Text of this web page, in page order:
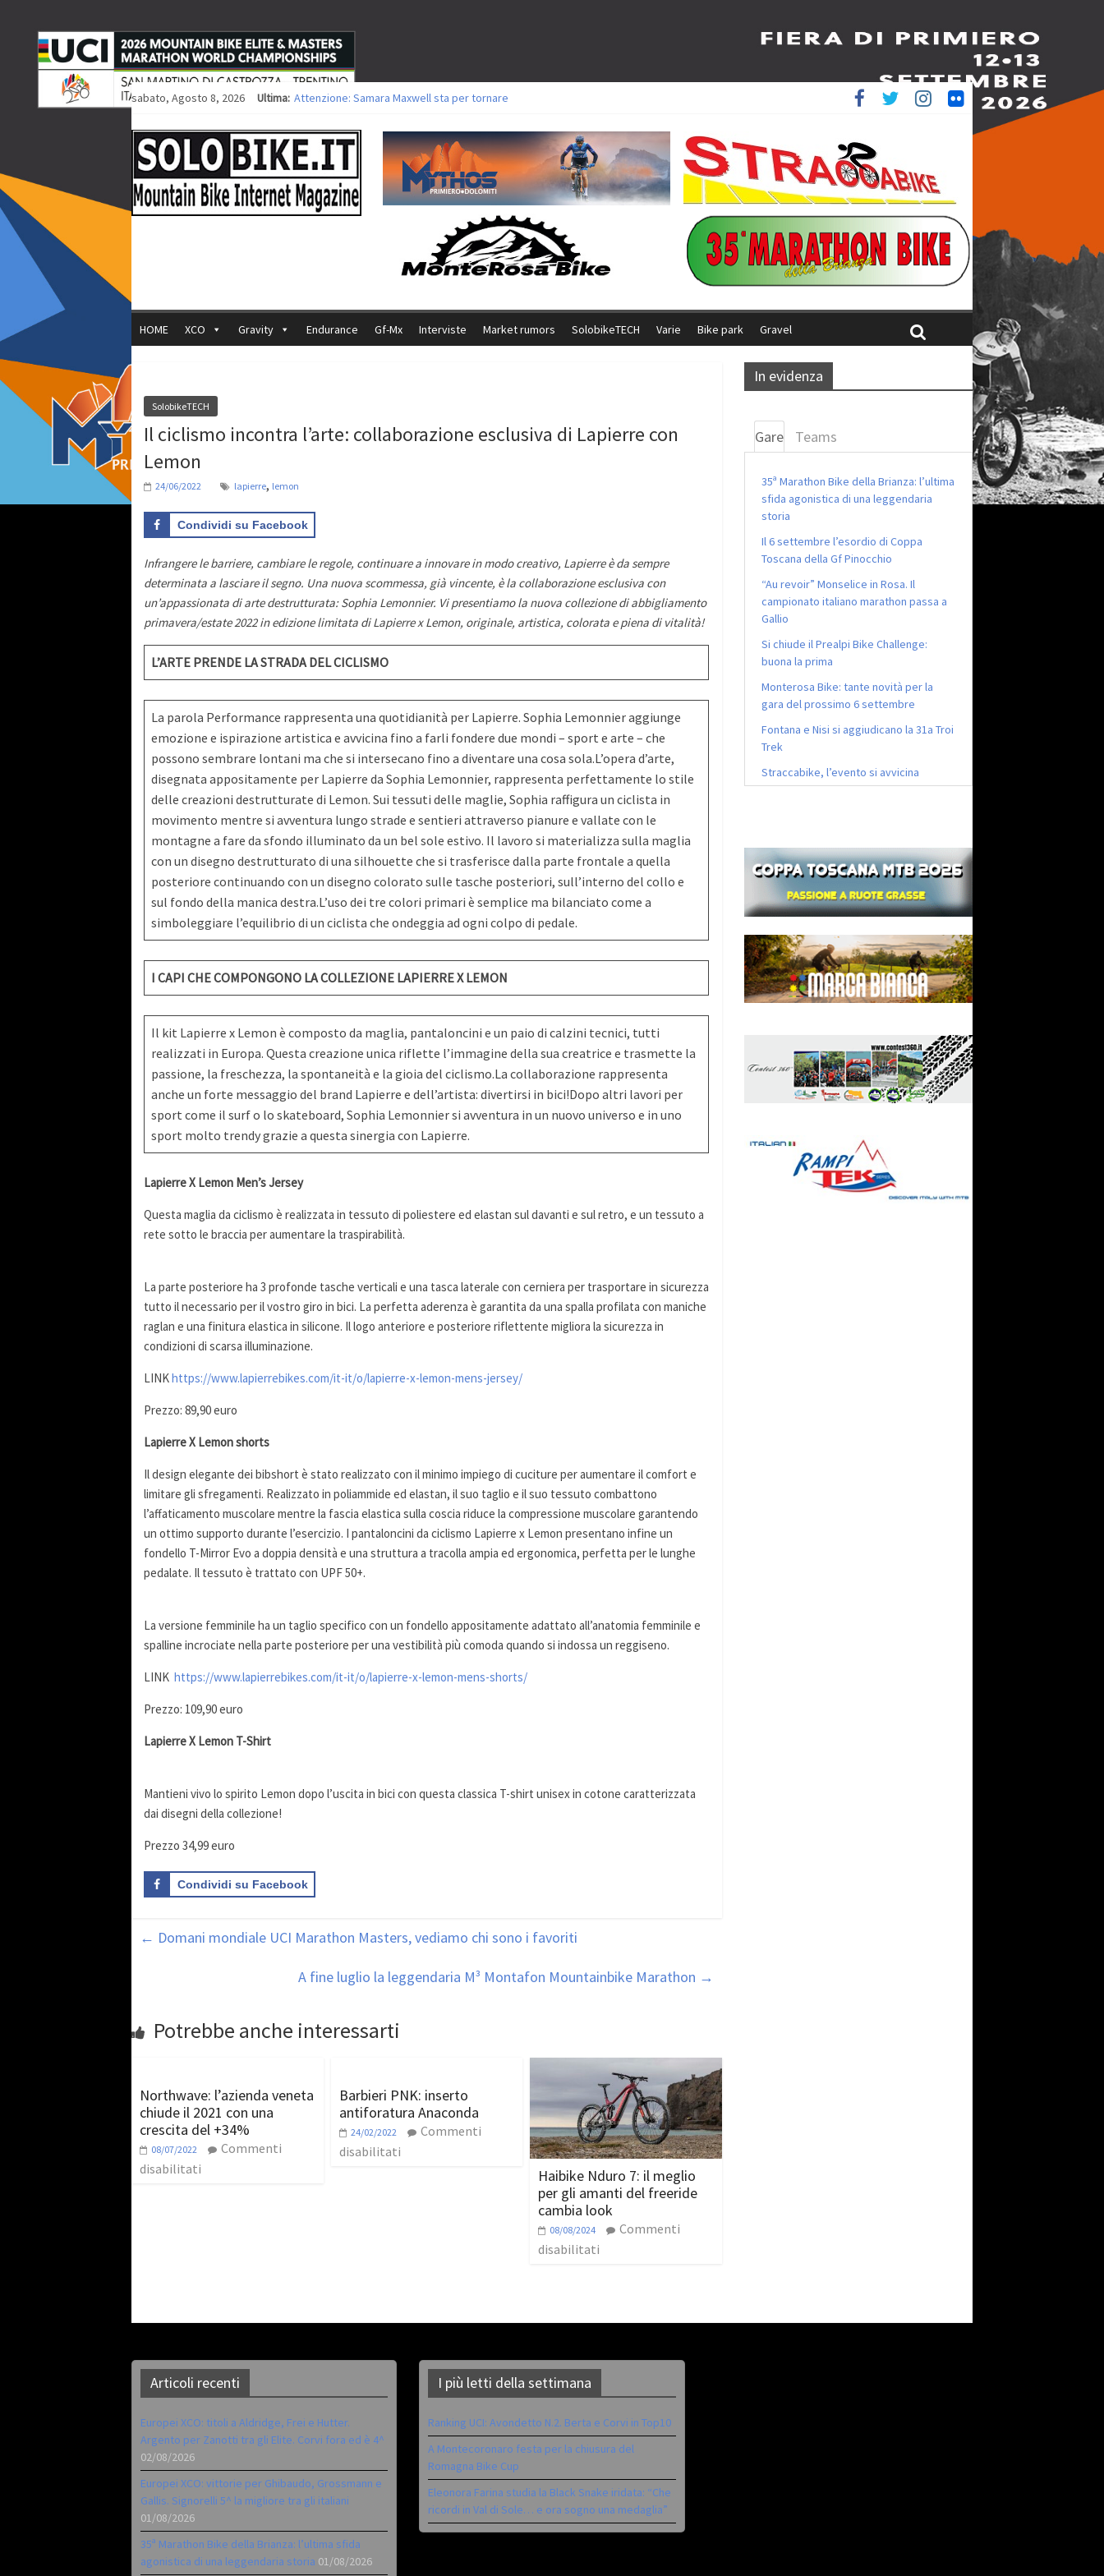
sabato, Agosto 8, 2026 Ultima: Attenzione: Samara Maxwell sta per tornare
Europei XCO: vittorie per Ghibaudo, Grossmann e Gallis. Signorelli 5^ la migliore tra gli italiani
35ª Marathon Bike della Brianza: l’ultima sfida agonistica di una leggendaria storia
Europei MTB: il Team Relay firma il secondo argento azzurro a Monteceneri
HOME XCO Gravity Endurance Gf-Mx Interviste Market rumors SolobikeTECH Varie Bike park Gravel
SolobikeTECH
Il ciclismo incontra l’arte: collaborazione esclusiva di Lapierre con
Lemon
24/06/2022 lapierre, lemon
Condividi su Facebook
Infrangere le barriere, cambiare le regole, continuare a innovare in modo creativo, Lapierre è da sempre
determinata a lasciare il segno. Una nuova scommessa, già vincente, è la collaborazione esclusiva con
un’appassionata di arte destrutturata: Sophia Lemonnier. Vi presentiamo la nuova collezione di abbigliamento
primavera/estate 2022 in edizione limitata di Lapierre x Lemon, originale, artistica, colorata e piena di vitalità!
L’ARTE PRENDE LA STRADA DEL CICLISMO
La parola Performance rappresenta una quotidianità per Lapierre. Sophia Lemonnier aggiunge
emozione e ispirazione artistica e avvicina fino a farli fondere due mondi – sport e arte – che
possono sembrare lontani ma che si intersecano fino a diventare una cosa sola.L’opera d’arte,
disegnata appositamente per Lapierre da Sophia Lemonnier, rappresenta perfettamente lo stile
delle creazioni destrutturate di Lemon. Sui tessuti delle maglie, Sophia raffigura un ciclista in
movimento mentre si avventura lungo strade e sentieri attraverso pianure e vallate con le
montagne a fare da sfondo illuminato da un bel sole estivo. Il lavoro si materializza sulla maglia
con un disegno destrutturato di una silhouette che si trasferisce dalla parte frontale a quella
posteriore continuando con un disegno colorato sulle tasche posteriori, sull’interno del collo e
sul fondo della manica destra.L’uso dei tre colori primari è semplice ma bilanciato come a
simboleggiare l’equilibrio di un ciclista che ondeggia ad ogni colpo di pedale.
I CAPI CHE COMPONGONO LA COLLEZIONE LAPIERRE X LEMON
Il kit Lapierre x Lemon è composto da maglia, pantaloncini e un paio di calzini tecnici, tutti
realizzati in Europa. Questa creazione unica riflette l’immagine della sua creatrice e trasmette la
passione, la freschezza, la spontaneità e la gioia del ciclismo.La collaborazione rappresenta
anche un forte messaggio del brand Lapierre e dell’artista: divertirsi in bici!Dopo altri lavori per
sport come il surf o lo skateboard, Sophia Lemonnier si avventura in un nuovo universo e in uno
sport molto trendy grazie a questa sinergia con Lapierre.
Lapierre X Lemon Men’s Jersey
Questa maglia da ciclismo è realizzata in tessuto di poliestere ed elastan sul davanti e sul retro, e un tessuto a
rete sotto le braccia per aumentare la traspirabilità.
La parte posteriore ha 3 profonde tasche verticali e una tasca laterale con cerniera per trasportare in sicurezza
tutto il necessario per il vostro giro in bici. La perfetta aderenza è garantita da una spalla profilata con maniche
raglan e una finitura elastica in silicone. Il logo anteriore e posteriore riflettente migliora la sicurezza in
condizioni di scarsa illuminazione.
LINKhttps://www.lapierrebikes.com/it-it/o/lapierre-x-lemon-mens-jersey/
Prezzo: 89,90 euro
Lapierre X Lemon shorts
Il design elegante dei bibshort è stato realizzato con il minimo impiego di cuciture per aumentare il comfort e
limitare gli sfregamenti. Realizzato in poliammide ed elastan, il suo taglio e il suo tessuto combattono
l’affaticamento muscolare mentre la fascia elastica sulla coscia riduce la compressione muscolare garantendo
un ottimo supporto durante l’esercizio. I pantaloncini da ciclismo Lapierre x Lemon presentano infine un
fondello T-Mirror Evo a doppia densità e una struttura a tracolla ampia ed ergonomica, perfetta per le lunghe
pedalate. Il tessuto è trattato con UPF 50+.
La versione femminile ha un taglio specifico con un fondello appositamente adattato all’anatomia femminile e
spalline incrociate nella parte posteriore per una vestibilità più comoda quando si indossa un reggiseno.
LINK https://www.lapierrebikes.com/it-it/o/lapierre-x-lemon-mens-shorts/
Prezzo: 109,90 euro
Lapierre X Lemon T-Shirt
Mantieni vivo lo spirito Lemon dopo l’uscita in bici con questa classica T-shirt unisex in cotone caratterizzata
dai disegni della collezione!
Prezzo 34,99 euro
Condividi su Facebook
← Domani mondiale UCI Marathon Masters, vediamo chi sono i favoriti
A fine luglio la leggendaria M³ Montafon Mountainbike Marathon →
Potrebbe anche interessarti
Northwave: l’azienda veneta
chiude il 2021 con una
crescita del +34%
08/07/2022
Commenti
disabilitati
Barbieri PNK: inserto
antiforatura Anaconda
24/02/2022
Commenti
disabilitati
Haibike Nduro 7: il meglio
per gli amanti del freeride
cambia look
08/08/2024
Commenti
disabilitati
In evidenza
Gare Teams
35ª Marathon Bike della Brianza: l’ultima
sfida agonistica di una leggendaria
storia
Il 6 settembre l’esordio di Coppa
Toscana della Gf Pinocchio
“Au revoir” Monselice in Rosa. Il
campionato italiano marathon passa a
Gallio
Si chiude il Prealpi Bike Challenge:
buona la prima
Monterosa Bike: tante novità per la
gara del prossimo 6 settembre
Fontana e Nisi si aggiudicano la 31a Troi
Trek
Straccabike, l’evento si avvicina
Articoli recenti
Europei XCO: titoli a Aldridge, Frei e Hutter.
Argento per Zanotti tra gli Elite. Corvi fora ed è 4^
02/08/2026
Europei XCO: vittorie per Ghibaudo, Grossmann e
Gallis. Signorelli 5^ la migliore tra gli italiani
01/08/2026
35ª Marathon Bike della Brianza: l’ultima sfida
agonistica di una leggendaria storia 01/08/2026
I più letti della settimana
Ranking UCI: Avondetto N.2. Berta e Corvi in Top10
A Montecoronaro festa per la chiusura del
Romagna Bike Cup
Eleonora Farina studia la Black Snake iridata: “Che
ricordi in Val di Sole… e ora sogno una medaglia”